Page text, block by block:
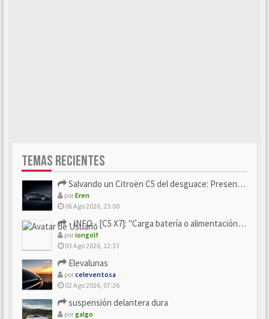
TEMAS RECIENTES
Salvando un Citroën C5 del desguace: Presentación y seguimiento
porEren
06 Ago 2026, 23:00
- INFO - [C5 X7]: "Carga batería o alimentación eléctri...
poriongolf
03 Ago 2026, 12:33
Elevalunas
porceleventosa
02 Ago 2026, 07:26
suspensión delantera dura
porgalgo